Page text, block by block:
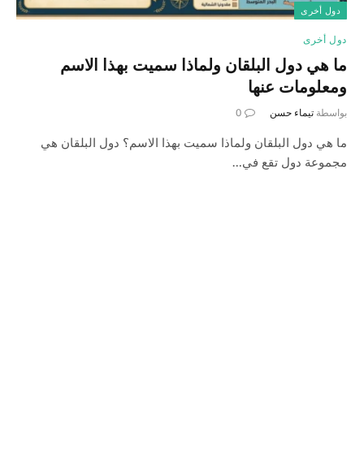
دول أخرى
دول أخرى
ما هي دول البلقان ولماذا سميت بهذا الاسم
ومعلومات عنها
بواسطة تيماء حسن 0
ما هي دول البلقان ولماذا سميت بهذا الاسم؟ دول البلقان هي
مجموعة دول تقع في…